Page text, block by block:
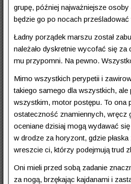
grupę, później najważniejsze osoby
będzie go po nocach
Ładny porządek marszu został
należało dyskretnie wycofać się
mu przypomni. Na pewno.
Mimo wszystkich perypetii i
takiego samego dla wszystkich,
wszystkim, motor postępu. To ona
ostateczność znamiennych, wręcz
oceniane dzisiaj mogą wydawać
w drodze za horyzont, gdzie
wreszcie ci, którzy podejmują trud
Oni mieli przed sobą zadanie
za nogą, brzękając kajdanami i